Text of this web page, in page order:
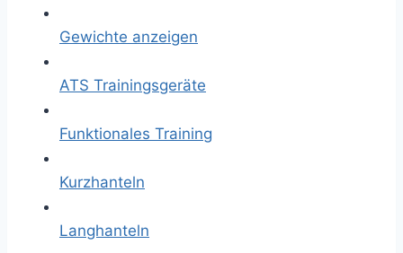
Gewichte anzeigen
ATS Trainingsgeräte
Funktionales Training
Kurzhanteln
Langhanteln